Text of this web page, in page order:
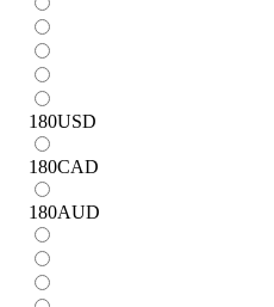
180USD
180CAD
180AUD